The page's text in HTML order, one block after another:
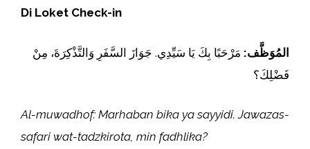
Di Loket Check-in
المُوَظَّف: مَرْحَبًا بِكَ يَا سَيِّدِي. جَوَازَ السَّفَرِ وَالتَّذْكِرَةَ، مِنْ
فَضْلِكَ؟
Al-muwadhof: Marhaban bika ya sayyidi. Jawazas-
safari wat-tadzkirota, min fadhlika?